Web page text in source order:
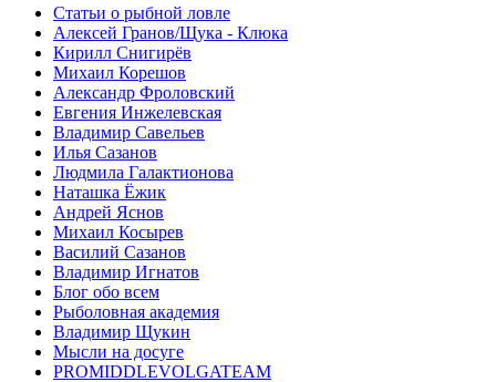
Статьи о рыбной ловле
Алексей Гранов/Щука - Клюка
Кирилл Снигирёв
Михаил Корешов
Александр Фроловский
Евгения Инжелевская
Владимир Савельев
Илья Сазанов
Людмила Галактионова
Наташка Ёжик
Андрей Яснов
Михаил Косырев
Василий Сазанов
Владимир Игнатов
Блог обо всем
Рыболовная академия
Владимир Щукин
Мысли на досуге
PROMIDDLEVOLGATEAM